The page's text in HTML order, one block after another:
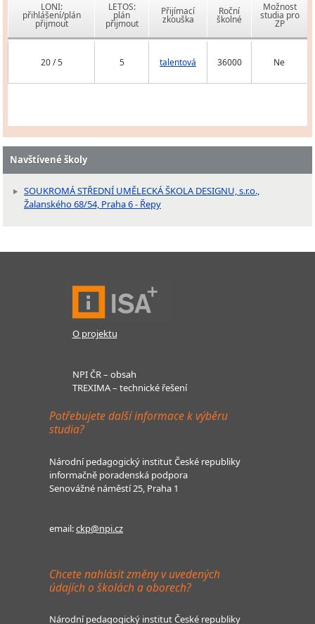
LONI:
přihlášení/plán
přijmout
LETOS:
plán
přijmout
Přijímací
zkouška
Roční
školné
Možnost
studia pro
ZP
20 / 5 5 talentová 36000 Ne
Navštívené školy
SOUKROMÁ STŘEDNÍ UMĚLECKÁ ŠKOLA DESIGNU, s.r.o.,
Žalanského 68/54, Praha 6 - Řepy
O projektu
NPI ČR – obsah
TREXIMA – technické řešení
Potřebujete další informace k výběru
studia?
Národní pedagogický institut České republiky
informačně poradenská podpora
Senovážné náměstí 25, Praha 1
email:ckp@npi.cz
Chcete nahlásit změny v uvedených
údajích o školách a oborech?
Národní pedagogický institut České republiky